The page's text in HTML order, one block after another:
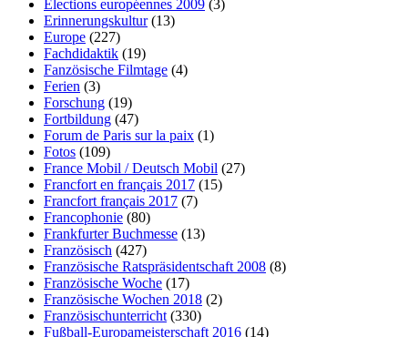
Elections européennes 2009 (3)
Erinnerungskultur(13)
Europe (227)
Fachdidaktik (19)
Fanzösische Filmtage (4)
Ferien (3)
Forschung (19)
Fortbildung (47)
Forum de Paris sur la paix (1)
Fotos (109)
France Mobil / Deutsch Mobil (27)
Francfort en français 2017 (15)
Francfort français 2017 (7)
Francophonie (80)
Frankfurter Buchmesse (13)
Französisch (427)
Französische Ratspräsidentschaft 2008 (8)
Französische Woche (17)
Französische Wochen 2018 (2)
Französischunterricht (330)
Fußball-Europameisterschaft 2016 (14)